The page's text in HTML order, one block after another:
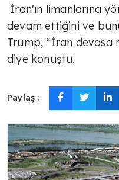
İran'ın limanlarına
devam ettiğini ve
Trump, “İran
diye konuştu.
Paylaş :